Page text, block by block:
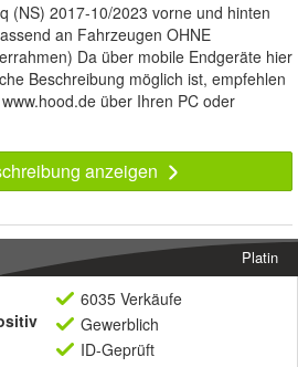
(NS) 2017-10/2023 vorne und hinten
an Fahrzeugen OHNE
Da über mobile Endgeräte hier
Beschreibung möglich ist, empfehlen
über Ihren PC oder
anzeigen
Platin
6035 Verkäufe
Gewerblich
ID-Geprüft